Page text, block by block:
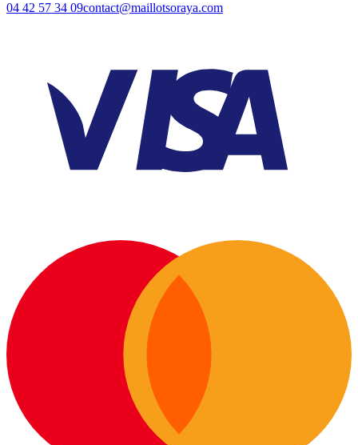
04 42 57 34 09contact@maillotsoraya.com